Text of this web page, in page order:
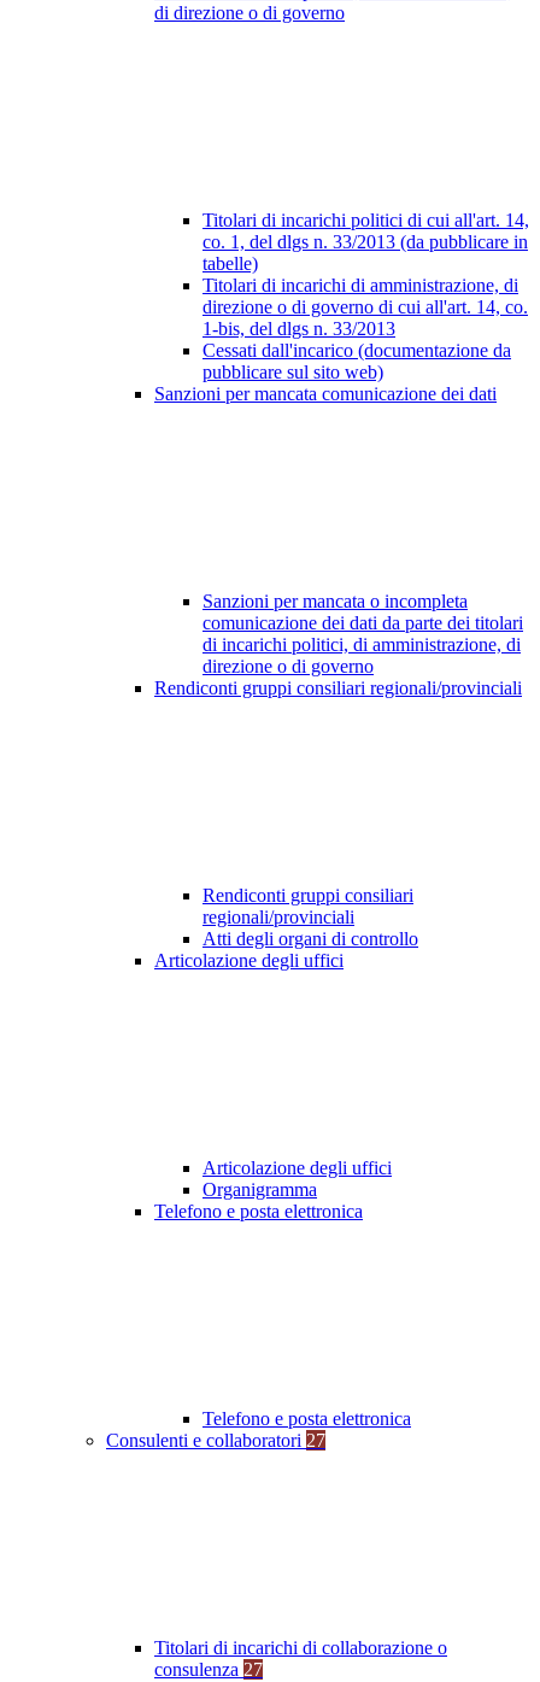
di direzione o di governo
Titolari di incarichi politici di cui all'art. 14,
co. 1, del dlgs n. 33/2013 (da pubblicare in
tabelle)
Titolari di incarichi di amministrazione, di
direzione o di governo di cui all'art. 14, co.
1-bis, del dlgs n. 33/2013
Cessati dall'incarico (documentazione da
pubblicare sul sito web)
Sanzioni per mancata comunicazione dei dati
Sanzioni per mancata o incompleta
comunicazione dei dati da parte dei titolari
di incarichi politici, di amministrazione, di
direzione o di governo
Rendiconti gruppi consiliari regionali/provinciali
Rendiconti gruppi consiliari
regionali/provinciali
Atti degli organi di controllo
Articolazione degli uffici
Articolazione degli uffici
Organigramma
Telefono e posta elettronica
Telefono e posta elettronica
Consulenti e collaboratori 27
Titolari di incarichi di collaborazione o
consulenza 27